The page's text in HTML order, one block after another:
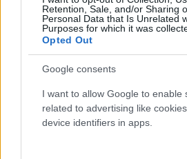
Retention, Sale, and/or Sharing
Personal Data that Is Unrelated
Purposes for which it was
Opted Out
Google consents
I want to allow Google to enable
related to advertising like
device identifiers in apps.